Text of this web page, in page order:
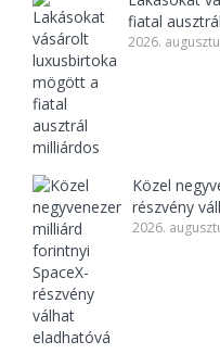
fiatal
2026.
Közel
részvény
2026.